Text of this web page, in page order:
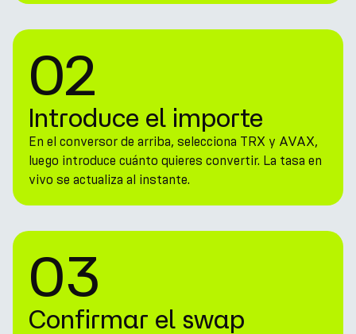
02
Introduce el importe
En el conversor de arriba, selecciona TRX y AVAX,
luego introduce cuánto quieres convertir. La tasa en
vivo se actualiza al instante.
03
Confirmar el swap